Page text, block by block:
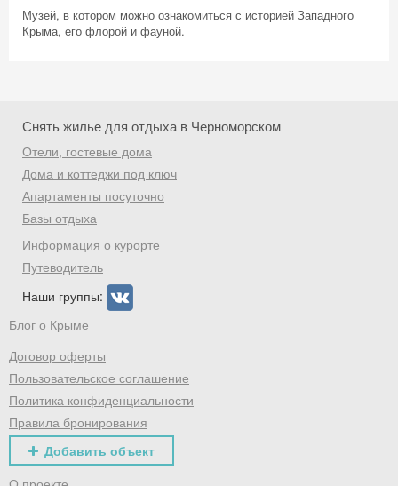
Музей, в котором можно ознакомиться с историей Западного
Крыма, его флорой и фауной.
Снять жилье для отдыха в Черноморском
Отели, гостевые дома
Дома и коттеджи под ключ
Апартаменты посуточно
Базы отдыха
Информация о курорте
Путеводитель
Наши группы:
Блог о Крыме
Договор оферты
Пользовательское соглашение
Политика конфиденциальности
Правила бронирования
Добавить объект
Скидка −5%
промокод на первое бронирование!
Получить промокод